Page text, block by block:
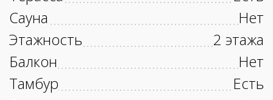
Сауна
Нет
Этажность
2 этажа
Балкон
Нет
Тамбур
Есть